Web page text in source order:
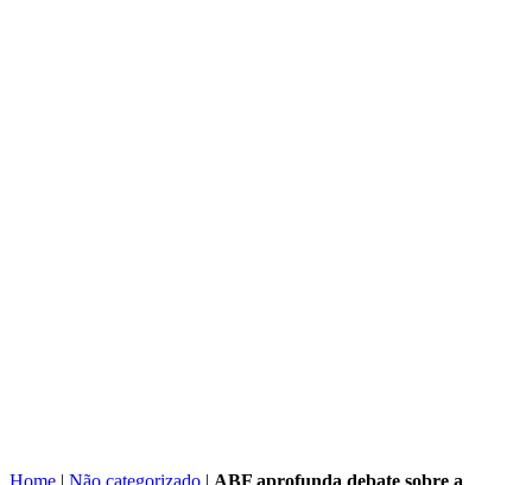
Home | Não categorizado | ABF aprofunda debate sobre a